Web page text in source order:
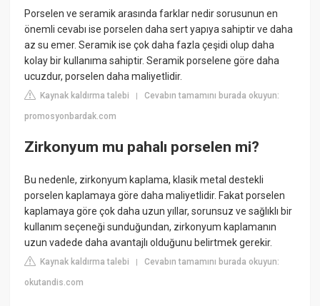
Porselen ve seramik arasında farklar nedir sorusunun en
önemli cevabı ise porselen daha sert yapıya sahiptir ve daha
az su emer. Seramik ise çok daha fazla çeşidi olup daha
kolay bir kullanıma sahiptir. Seramik porselene göre daha
ucuzdur, porselen daha maliyetlidir.
Kaynak kaldırma talebi |Cevabın tamamını burada okuyun:
promosyonbardak.com
Zirkonyum mu pahalı porselen mi?
Bu nedenle, zirkonyum kaplama, klasik metal destekli
porselen kaplamaya göre daha maliyetlidir. Fakat porselen
kaplamaya göre çok daha uzun yıllar, sorunsuz ve sağlıklı bir
kullanım seçeneği sunduğundan, zirkonyum kaplamanın
uzun vadede daha avantajlı olduğunu belirtmek gerekir.
Kaynak kaldırma talebi |Cevabın tamamını burada okuyun:
okutandis.com